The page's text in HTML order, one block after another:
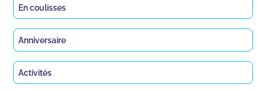
En coulisses
Anniversaire
Activités